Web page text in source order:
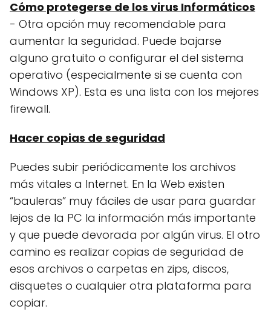
Cómo protegerse de los virus Informáticos
- Otra opción muy recomendable para
aumentar la seguridad. Puede bajarse
alguno gratuito o configurar el del sistema
operativo (especialmente si se cuenta con
Windows XP). Esta es una lista con los mejores
firewall.
Hacer copias de seguridad
Puedes subir periódicamente los archivos
más vitales a Internet. En la Web existen
“bauleras” muy fáciles de usar para guardar
lejos de la PC la información más importante
y que puede devorada por algún virus. El otro
camino es realizar copias de seguridad de
esos archivos o carpetas en zips, discos,
disquetes o cualquier otra plataforma para
copiar.